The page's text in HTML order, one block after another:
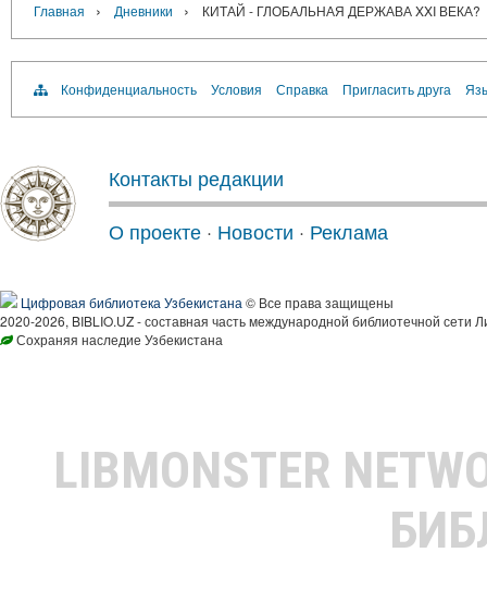
Главная › Дневники › КИТАЙ - ГЛОБАЛЬНАЯ ДЕРЖАВА XXI ВЕКА?
Конфиденциальность Условия Справка Пригласить друга
Контакты редакции
О проекте · Новости · Реклама
Цифровая библиотека Узбекистана © Все права защищены
2020-2026, BIBLIO.UZ - составная часть международной библиотечной сети
Сохраняя наследие Узбекистана
LIBMONSTER